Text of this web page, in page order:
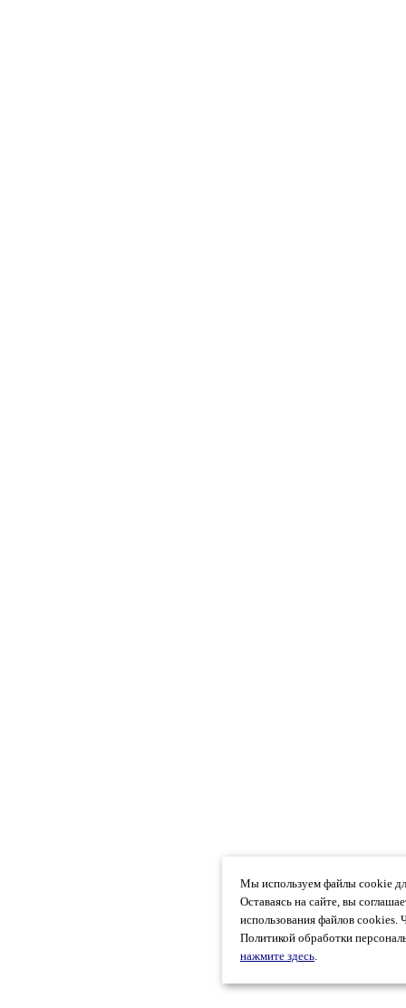
Мы используем файлы cookie
Оставаясь на сайте, вы
использования файлов cookies.
Политикой обработки
нажмите здесь.